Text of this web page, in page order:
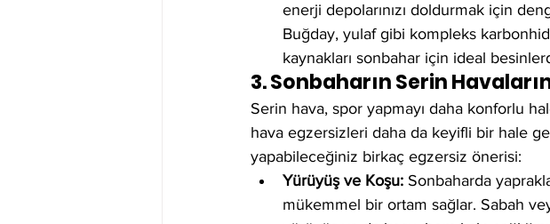
enerji depolarınızı doldurmak için
Buğday, yulaf gibi kompleks
kaynakları sonbahar için ideal
3. Sonbaharın Serin
Serin hava, spor yapmayı daha konforlu
hava egzersizleri daha da keyifli bir hale
yapabileceğiniz birkaç egzersiz önerisi:
Yürüyüş ve Koşu: Sonbaharda
mükemmel bir ortam sağlar. Sabah